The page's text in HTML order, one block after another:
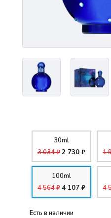
30ml
3 034 ₽2 730 ₽
1
100ml
4 564 ₽ 4 107 ₽
4
Есть в наличии